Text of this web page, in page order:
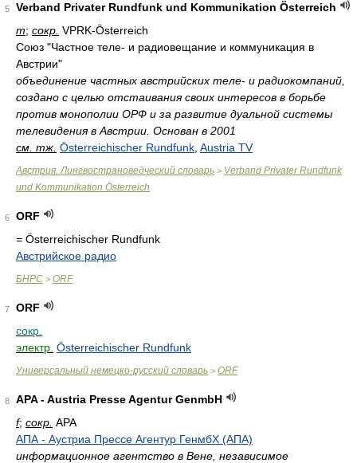
5
Verband Privater Rundfunk und Kommunikation Österreich
m; сокр. VPRK-Österreich
Союз "Частное теле- и радиовещание и коммуникация в
Австрии"
объединение частных австрийских теле- и радиокомпаний,
создано с целью отстаивания своих интересов в борьбе
против монополии ОРФ и за развитие дуальной системы
телевидения в Австрии. Основан в 2001
см. тж. Österreichischer Rundfunk Austria TV
Австрия. Лингвострановедческий словарь > Verband Privater Rundfunk
und Kommunikation Österreich
6
ORF
= Österreichischer Rundfunk
Австрийское радио
БНРС > ORF
7
ORF
сокр.
электр. Österreichischer Rundfunk
Универсальный немецко-русский словарь > ORF
8
APA - Austria Presse Agentur GenmbH
f; сокр. APA
АПА - Аустриа Прессе Агентур ГенмбХ (АПА)
информационное агентство в Вене, независимое